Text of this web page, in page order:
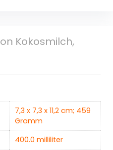
Kokosmilch,
‎7,3 x 7,3 x 11,2 cm; 459
Gramm
‎400.0 milliliter